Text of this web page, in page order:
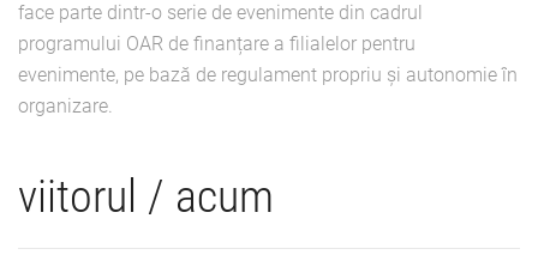
face parte dintr-o serie de evenimente din cadrul
programului OAR de finanțare a filialelor pentru
evenimente, pe bază de regulament propriu și autonomie în
organizare.
viitorul / acum